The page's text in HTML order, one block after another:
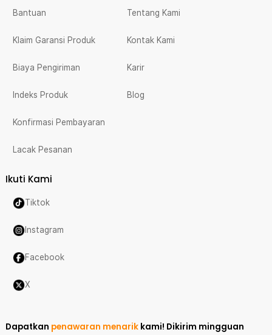
Bantuan
Klaim Garansi Produk
Biaya Pengiriman
Indeks Produk
Konfirmasi Pembayaran
Lacak Pesanan
Tentang Kami
Kontak Kami
Karir
Blog
Ikuti Kami
Tiktok
Instagram
Facebook
X
Dapatkan penawaran menarik kami! Dikirim mingguan